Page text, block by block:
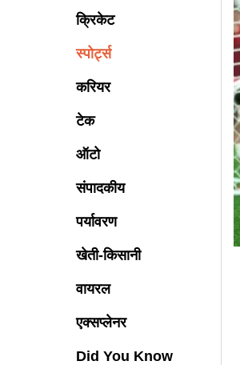
क्रिकेट
स्पोर्ट्स
करियर
टेक
ऑटो
संपादकीय
पर्यावरण
खेती-किसानी
वायरल
एक्सप्लेनर
Did You Know